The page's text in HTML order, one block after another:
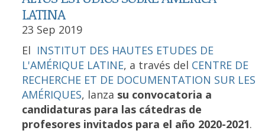
LATINA
23 Sep 2019
El INSTITUT DES HAUTES ETUDES DE
L'AMÉRIQUE LATINE, a través del CENTRE DE
RECHERCHE ET DE DOCUMENTATION SUR LES
AMÉRIQUES, lanza su convocatoria a
candidaturas para las cátedras de
profesores invitados para el año 2020-2021.